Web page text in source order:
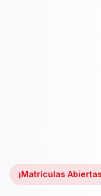
¡Matrículas